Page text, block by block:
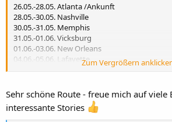
26.05.-28.05. Atlanta /Ankunft
28.05.-30.05. Nashville
30.05.-31.05. Memphis
31.05.-01.06. Vicksburg
01.06.-03.06. New Orleans
04.06.-05.06. Lafayette
05.06.-06.06. Houston / Abflug
Zum Vergrößern
Sehr schöne Route - freue mich auf viele
interessante Stories